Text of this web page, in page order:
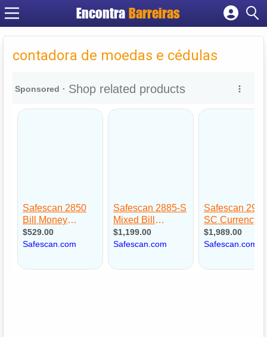
EncontraBarreiras
Cadastrar empresa
Criar conta
contadora de moedas e cédulas